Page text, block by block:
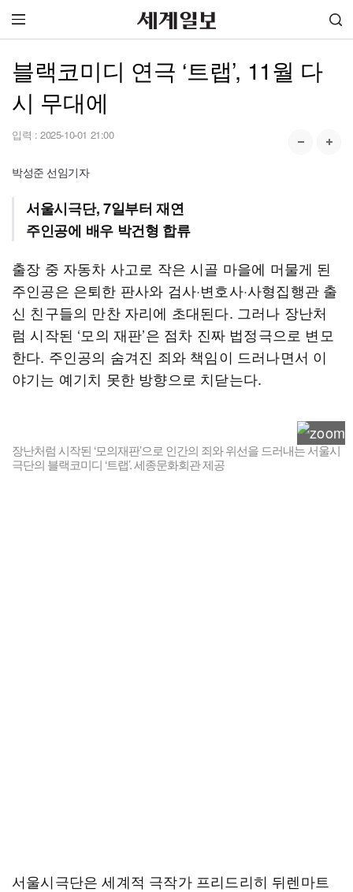
블랙코미디 연극 ‘트랩’, 11월 다
시 무대에
입력 : 2025-10-01 21:00
박성준 선임기자
서울시극단, 7일부터 재연
주인공에 배우 박건형 합류
출장 중 자동차 사고로 작은 시골 마을에 머물게 된
주인공은 은퇴한 판사와 검사·변호사·사형집행관 출
신 친구들의 만찬 자리에 초대된다. 그러나 장난처
럼 시작된 ‘모의 재판’은 점차 진짜 법정극으로 변모
한다. 주인공의 숨겨진 죄와 책임이 드러나면서 이
야기는 예기치 못한 방향으로 치닫는다.
장난처럼 시작된 ‘모의재판’으로 인간의 죄와 위선을 드러내는 서울시
극단의 블랙코미디 ‘트랩’. 세종문화회관 제공
서울시극단은 세계적 극작가 프리드리히 뒤렌마트